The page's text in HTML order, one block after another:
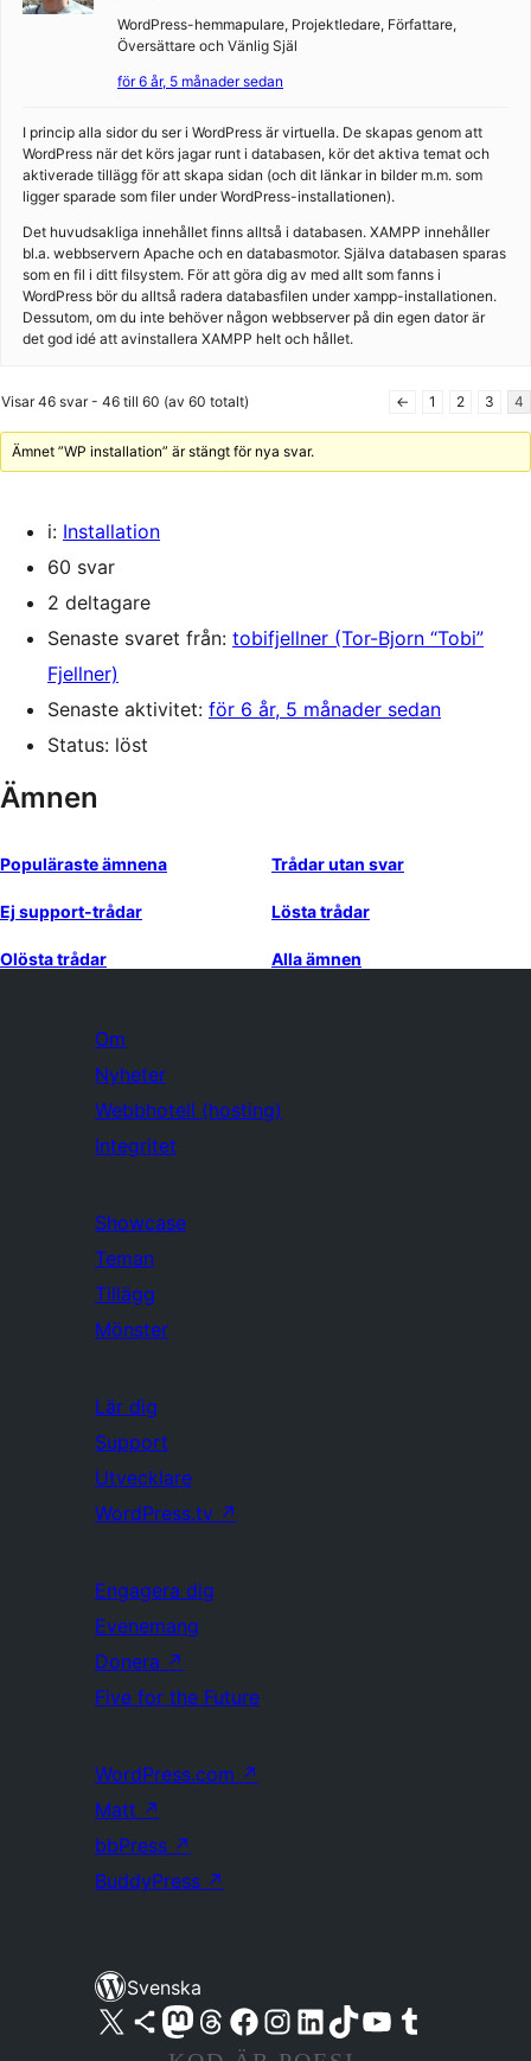
WordPress-hemmapulare, Projektledare, Författare,
Översättare och Vänlig Själ
för 6 år, 5 månader sedan
I princip alla sidor du ser i WordPress är virtuella. De skapas genom att
WordPress när det körs jagar runt i databasen, kör det aktiva temat och
aktiverade tillägg för att skapa sidan (och dit länkar in bilder m.m. som
ligger sparade som filer under WordPress-installationen).
Det huvudsakliga innehållet finns alltså i databasen. XAMPP innehåller
bl.a. webbservern Apache och en databasmotor. Själva databasen sparas
som en fil i ditt filsystem. För att göra dig av med allt som fanns i
WordPress bör du alltså radera databasfilen under xampp-installationen.
Dessutom, om du inte behöver någon webbserver på din egen dator är
det god idé att avinstallera XAMPP helt och hållet.
Visar 46 svar - 46 till 60 (av 60 totalt) ← 1 2 3 4
Ämnet ”WP installation” är stängt för nya svar.
i: Installation
60 svar
2 deltagare
Senaste svaret från: tobifjellner (Tor-Bjorn “Tobi”
Fjellner)
Senaste aktivitet: för 6 år, 5 månader sedan
Status: löst
Ämnen
Populäraste ämnena Trådar utan svar
Ej support-trådar Lösta trådar
Olösta trådar Alla ämnen
Om
Nyheter
Webbhotell (hosting)
Integritet
Showcase
Teman
Tillägg
Mönster
Lär dig
Support
Utvecklare
WordPress.tv ↗
Engagera dig
Evenemang
Donera ↗
Five for the Future
WordPress.com ↗
Matt ↗
bbPress ↗
BuddyPress ↗
Svenska
Besök vår X-konto (f.d. Twitter)
Besök vårt Bluesky-konto
Besök vårt Mastodon-kontoBesök vårt Thread-konto
Besök vår Facebook-sidaBesök vårt Instagram-kontoBesök vårt LinkedIn-konto
Besök vårt TikTok-kontoBesök vår YouTube-kanalBesök vårt Tumblr-konto